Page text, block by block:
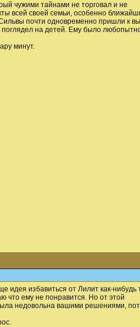
чужими тайнами не торговал и не
всей своей семьи, особенно
почти одновременно пришли к
поглядел на детей. Ему было
минут.
идея избавиться от Лилит как-нибудь
что ему не понравится. Но от этой
недовольна вашими решениями,